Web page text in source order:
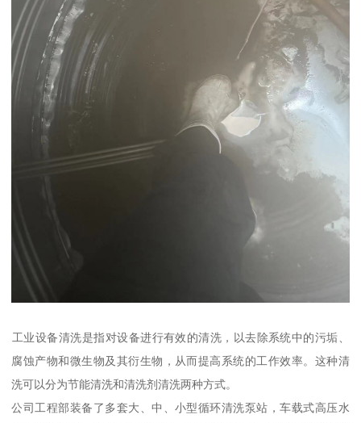
‌工业设备清洗‌是指对设备进行有效的清洗，以去除系统中的污垢、
腐蚀产物和微生物及其衍生物，从而提高系统的工作效率。这种清
洗可以分为节能清洗和清洗剂清洗两种方式。‌
公司工程部装备了多套大、中、小型循环清洗泵站，车载式高压水